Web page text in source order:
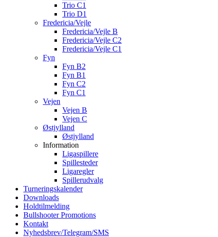
Trio C1
Trio D1
Fredericia/Vejle
Fredericia/Vejle B
Fredericia/Vejle C2
Fredericia/Vejle C1
Fyn
Fyn B2
Fyn B1
Fyn C2
Fyn C1
Vejen
Vejen B
Vejen C
Østjylland
Østjylland
Information
Ligaspillere
Spillesteder
Ligaregler
Spillerudvalg
Turneringskalender
Downloads
Holdtilmelding
Bullshooter Promotions
Kontakt
Nyhedsbrev/Telegram/SMS